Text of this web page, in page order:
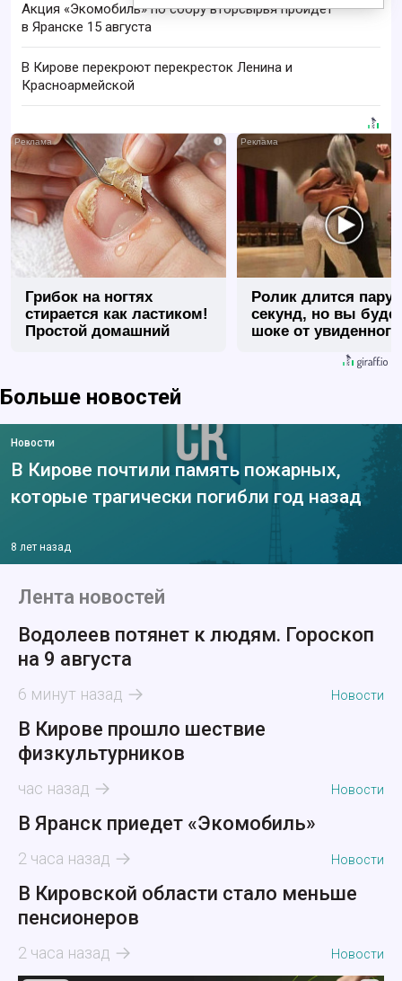
Акция «Экомобиль» по сбору вторсырья пройдёт
в Яранске 15 августа
В Кирове перекроют перекресток Ленина и
Красноармейской
i
Грибок на ногтях
стирается как ластиком!
Простой домашний
Ролик длится пару
секунд, но вы
шоке от увиденного
Больше новостей
Новости
В Кирове почтили память пожарных,
которые трагически погибли год назад
8 лет назад
Лента новостей
Водолеев потянет к людям. Гороскоп
на 9 августа
6 минут назад Новости
В Кирове прошло шествие
физкультурников
час назад Новости
В Яранск приедет «Экомобиль»
2 часа назад Новости
В Кировской области стало меньше
пенсионеров
2 часа назад Новости